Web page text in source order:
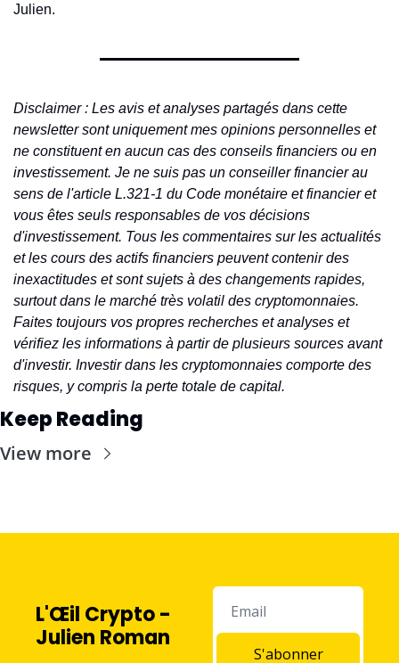
Julien.
Disclaimer : Les avis et analyses partagés dans cette
newsletter sont uniquement mes opinions personnelles et
ne constituent en aucun cas des conseils financiers ou en
investissement. Je ne suis pas un conseiller financier au
sens de l'article L.321-1 du Code monétaire et financier et
vous êtes seuls responsables de vos décisions
d'investissement. Tous les commentaires sur les actualités
et les cours des actifs financiers peuvent contenir des
inexactitudes et sont sujets à des changements rapides,
surtout dans le marché très volatil des cryptomonnaies.
Faites toujours vos propres recherches et analyses et
vérifiez les informations à partir de plusieurs sources avant
d'investir. Investir dans les cryptomonnaies comporte des
risques, y compris la perte totale de capital.
Keep Reading
View more
L'Œil Crypto -
Julien Roman
S'abonner